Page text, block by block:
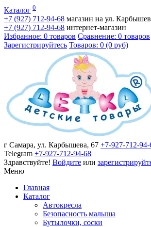
Каталог 0
+7 (927) 712-94-68 магазин на ул.
+7 (927) 712-94-68 интернет-магазин
Избранное: 0 товаров Сравнение: 0 товаров
Зарегистрируйтесь Товаров: 0 (0 руб)
г Самара, ул. Карбышева, 67 +7-927-712-94-
Telegram +7-927-712-94-68
Здравствуйте! Войдите или
Меню
Главная
Каталог
Автокресла
Безопасность малыша
Бутылочки, соски